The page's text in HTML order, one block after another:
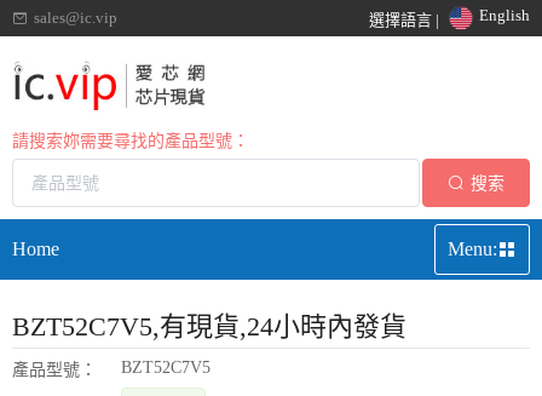
sales@ic.vip 選擇語言 | English
請搜索妳需要尋找的產品型號：
搜索
Home Menu:
BZT52C7V5,有現貨,24小時內發貨
產品型號： BZT52C7V5